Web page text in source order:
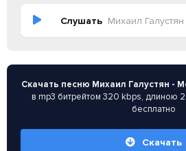
Слушать Михаил Галустян -
Скачать песню Михаил Галустян -
в mp3 битрейтом 320 kbps, длиною
бесплатно
Скачать